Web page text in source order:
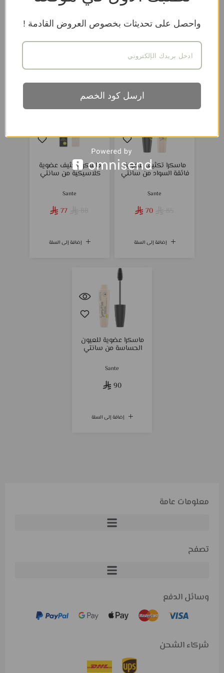
إضافة إلى السلة
Benecos
إضافة إلى السلة
إضافة إلى السلة
ماسكرا تكثيف عضوية
فائقة السواد من سانتي
Sante
70
إضافة إلى السلة
ماسكرا تكثيف عضوية
كلاسيكية من سانتي
Sante
77
إضافة إلى السلة
ماسكرا عضوية للعيون
الحساسة من سانتي
Sante
90
معلومات عامة
تصفح
وسائل الدفع
شركاء الشحن
! واحصل على تحديثات بخصوص العروض القادمة
ارسل كود الخصم